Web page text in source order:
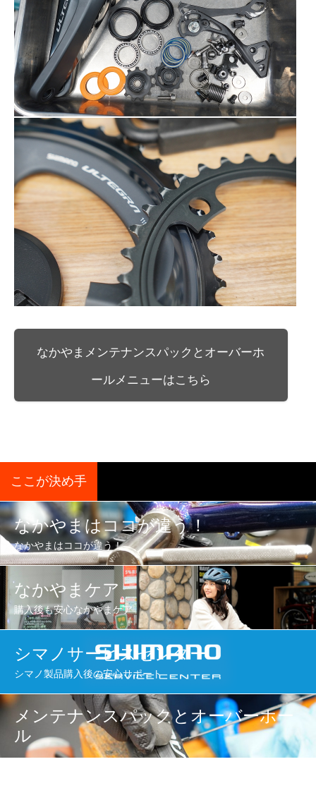
なかやまメンテナンスパックとオーバーホ
ールメニューはこちら
ここが決め手
なかやまはココが違う！
なかやまはココが違う！
なかやまケア
購入後も安心なかやまケア
シマノサービスセンター
シマノ製品購入後の安心サポート
メンテナンスパックとオーバーホー
ル